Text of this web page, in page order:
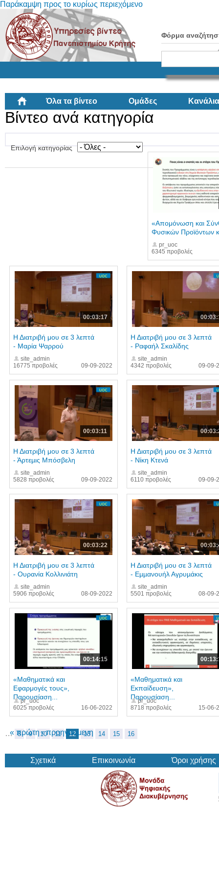
Παράκαμψη προς το κυρίως περιεχόμενο
Φόρμα
Όλα τα βίντεο Ομάδες Κανάλια
Βίντεο ανά κατηγορία
Επιλογή κατηγορίας
6345 προβολές
«Απομόνωση και
Φυσικών Προϊόντων
pr_uoc
00:03:17
16775 προβολές
Η Διατριβή μου σε 3 λεπτά
- Μαρία Ψαρρού
site_admin
09-09-2022
4342 προβολές
Η Διατριβή μου σε 3 λεπτά
- Ραφαήλ Σκαλίδης
site_admin
09-09-
00:03:11
5828 προβολές
Η Διατριβή μου σε 3 λεπτά
- Άρτεµις Μπόσβελη
site_admin
09-09-2022
6110 προβολές
Η Διατριβή μου σε 3 λεπτά
- Νίκη Κτενά
site_admin
09-09-
00:03:22
5906 προβολές
Η Διατριβή μου σε 3 λεπτά
- Ουρανία Κολλινιάτη
site_admin
08-09-2022
5501 προβολές
Η Διατριβή μου σε 3 λεπτά
- Εµµανουήλ Αγρυµάκις
site_admin
08-09-
00:14:15
6025 προβολές
«Μαθηματικά και
Εφαρμογές τους»,
Παρουσίαση...
pr_uoc
16-06-2022
8718 προβολές
«Μαθηματικά και
Εκπαίδευση»,
Παρουσίαση...
pr_uoc
15-06-
« πρώτη ‹ προηγούμενη
… 8 9 10 11 12 13 14 15 16
Σχετικά Επικοινωνία Όροι χρήσης